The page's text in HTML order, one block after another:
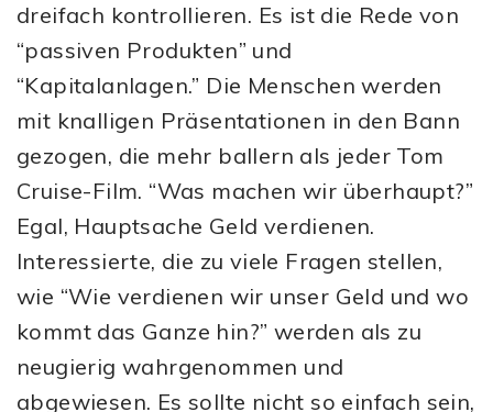
dreifach kontrollieren. Es ist die Rede von
“passiven Produkten” und
“Kapitalanlagen.” Die Menschen werden
mit knalligen Präsentationen in den Bann
gezogen, die mehr ballern als jeder Tom
Cruise-Film. “Was machen wir überhaupt?”
Egal, Hauptsache Geld verdienen.
Interessierte, die zu viele Fragen stellen,
wie “Wie verdienen wir unser Geld und wo
kommt das Ganze hin?” werden als zu
neugierig wahrgenommen und
abgewiesen. Es sollte nicht so einfach sein,